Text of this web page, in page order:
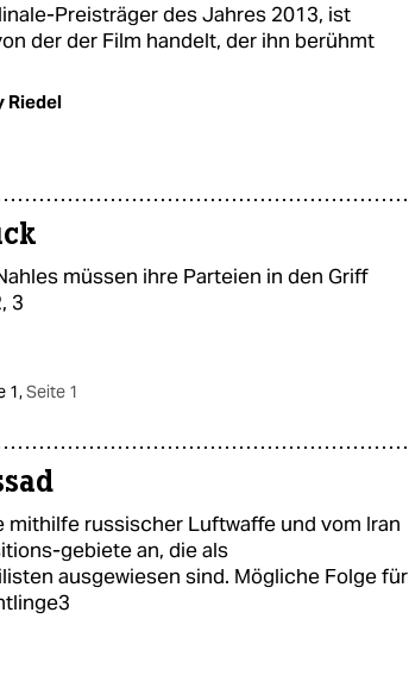
Preisträger des Jahres 2013, ist
der der Film handelt, der ihn berühmt
Riedel
müssen ihre Parteien in den Griff
3
1,Seite 1
mithilfe russischer Luftwaffe und vom Iran
gebiete an, die als
ausgewiesen sind. Mögliche Folge für